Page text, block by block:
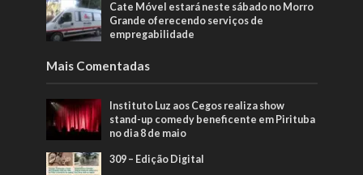
Cate Móvel estará neste sábado no Morro
Grande oferecendo serviços de
empregabilidade
Mais Comentadas
Instituto Luz aos Cegos realiza show
stand-up comedy beneficente em Pirituba
no dia 8 de maio
309 – Edição Digital